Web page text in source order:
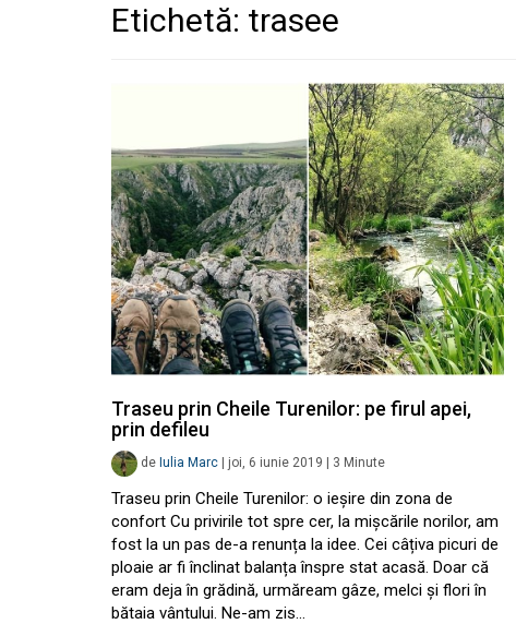
Etichetă: trasee
Traseu prin Cheile Turenilor: pe firul apei,
prin defileu
de Iulia Marc joi, 6 iunie 2019 3 Minute
Traseu prin Cheile Turenilor: o ieșire din zona de
confort Cu privirile tot spre cer, la mișcările norilor, am
fost la un pas de-a renunța la idee. Cei câțiva picuri de
ploaie ar fi înclinat balanța înspre stat acasă. Doar că
eram deja în grădină, urmăream gâze, melci și flori în
bătaia vântului. Ne-am zis…